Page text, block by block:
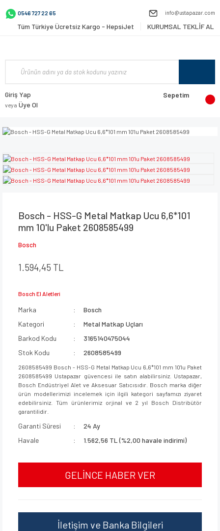
0546 727 22 65 info@ustapazar.com
Tüm Türkiye Ücretsiz Kargo - HepsiJet KURUMSAL TEKLİF AL
Giriş Yap
veya Üye Ol
Sepetim
Bosch - HSS-G Metal Matkap Ucu 6,6*101
mm 10'lu Paket 2608585499
Bosch
1.594,45 TL
Bosch El Aletleri
Marka
Bosch
Kategori
Metal Matkap Uçları
Barkod Kodu
3165140475044
Stok Kodu
2608585499
2608585499 Bosch - HSS-G Metal Matkap Ucu 6,6*101 mm 10'lu Paket
2608585499 Ustapazar güvencesi ile satın alabilirsiniz. Ustapazar,
Bosch Endüstriyel Alet ve Aksesuar Satıcısıdır. Bosch marka diğer
ürün modellerimizi incelemek için ilgili kategori sayfamızı ziyaret
edebilirsiniz. Tüm ürünlerimiz orjinal ve 2 yıl Bosch Distribütör
garantilidir.
Garanti Süresi
24 Ay
Havale
1.562,56 TL (%2,00 havale indirimi)
GELİNCE HABER VER
İletişim ve Banka Bilgileri